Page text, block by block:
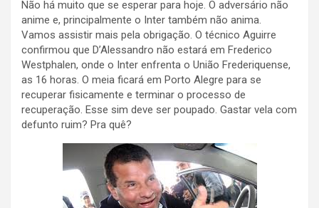
Não há muito que se esperar para hoje. O adversário não
anime e, principalmente o Inter também não anima.
Vamos assistir mais pela obrigação. O técnico Aguirre
confirmou que D’Alessandro não estará em Frederico
Westphalen, onde o Inter enfrenta o União Frederiquense,
as 16 horas. O meia ficará em Porto Alegre para se
recuperar fisicamente e terminar o processo de
recuperação. Esse sim deve ser poupado. Gastar vela com
defunto ruim? Pra quê?